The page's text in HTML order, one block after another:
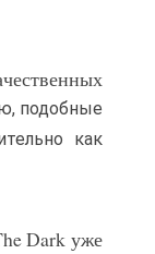
подобные
как
Dark уже